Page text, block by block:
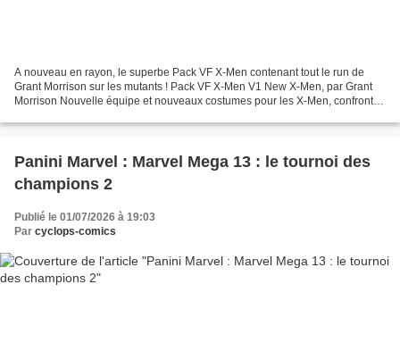
A nouveau en rayon, le superbe Pack VF X-Men contenant tout le run de
Grant Morrison sur les mutants ! Pack VF X-Men V1 New X-Men, par Grant
Morrison Nouvelle équipe et nouveaux costumes pour les X-Men, confrontés
Panini Marvel : Marvel Mega 13 : le tournoi des
champions 2
Publié le 01/07/2026 à 19:03
Par cyclops-comics